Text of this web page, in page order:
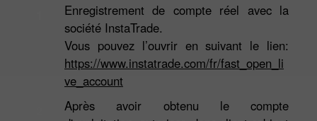
Enregistrement de compte réel avec la
société InstaTrade.
Vous pouvez l’ouvrir en suivant le lien:
https://www.instatrade.com/fr/fast_open_li
ve_account
Après avoir obtenu le compte